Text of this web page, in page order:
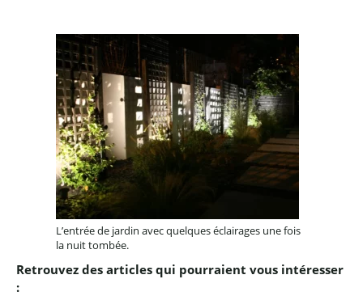
L’entrée de jardin avec quelques éclairages une fois
la nuit tombée.
Retrouvez des articles qui pourraient vous intéresser
: